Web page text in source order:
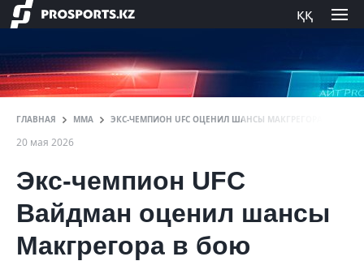
ққ
ГЛАВНАЯ ММА ЭКС-ЧЕМПИОН UFC ОЦЕНИЛ ШАНСЫ МАКГРЕГОРА ПРОТИВ
20 мая 2026
Экс-чемпион UFC
Вайдман оценил шансы
Макгрегора в бою